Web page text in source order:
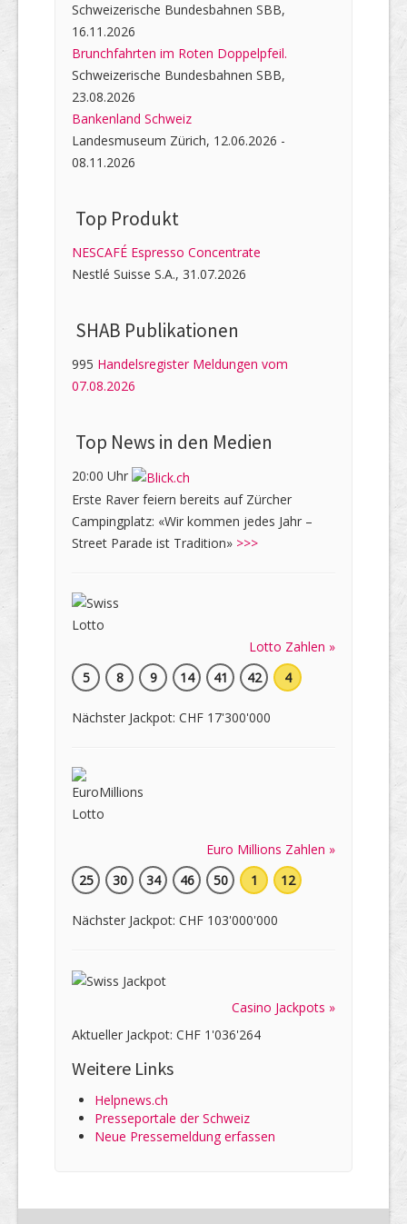
Schweizerische Bundesbahnen SBB,
16.11.2026
Brunchfahrten im Roten Doppelpfeil.
Schweizerische Bundesbahnen SBB,
23.08.2026
Bankenland Schweiz
Landesmuseum Zürich, 12.06.2026 -
08.11.2026
Top Produkt
NESCAFÉ Espresso Concentrate
Nestlé Suisse S.A., 31.07.2026
SHAB Publi­kati­onen
995 Handelsregister Meldungen vom
07.08.2026
Top News in den Medien
20:00 Uhr
Erste Raver feiern bereits auf Zürcher
Campingplatz: «Wir kommen jedes Jahr –
Street Parade ist Tradition» >>>
Lotto Zahlen »
5
8 9 14 41 42 4
Nächster Jackpot: CHF 17'300'000
Euro Millions Zahlen »
25
30 34 46 50 1 12
Nächster Jackpot: CHF 103'000'000
Casino Jackpots »
Aktueller Jackpot: CHF 1'036'264
Weitere Links
Helpnews.ch
Presseportale der Schweiz
Neue Pressemeldung erfassen